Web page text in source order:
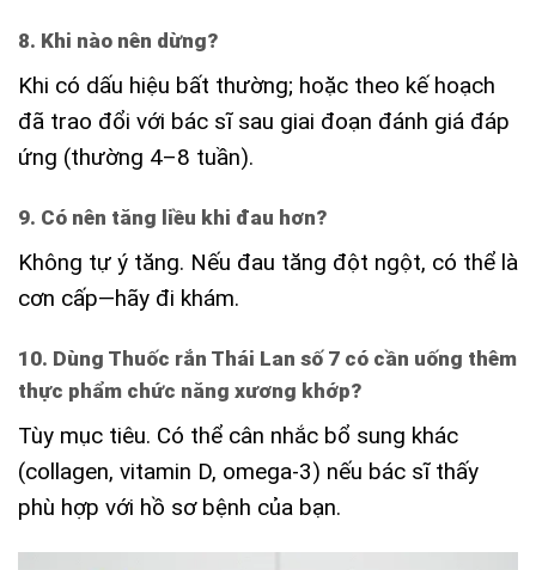
8. Khi nào nên dừng?
Khi có dấu hiệu bất thường; hoặc theo kế hoạch
đã trao đổi với bác sĩ sau giai đoạn đánh giá đáp
ứng (thường 4–8 tuần).
9. Có nên tăng liều khi đau hơn?
Không tự ý tăng. Nếu đau tăng đột ngột, có thể là
cơn cấp—hãy đi khám.
10. Dùng Thuốc rắn Thái Lan số 7 có cần uống thêm
thực phẩm chức năng xương khớp?
Tùy mục tiêu. Có thể cân nhắc bổ sung khác
(collagen, vitamin D, omega-3) nếu bác sĩ thấy
phù hợp với hồ sơ bệnh của bạn.